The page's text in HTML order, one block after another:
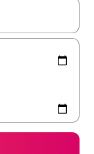
kutumia vitufe vya